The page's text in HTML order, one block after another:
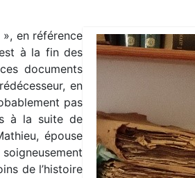
en référence
à la fin des
documents
en
pas
à la suite de
épouse
de l’histoire